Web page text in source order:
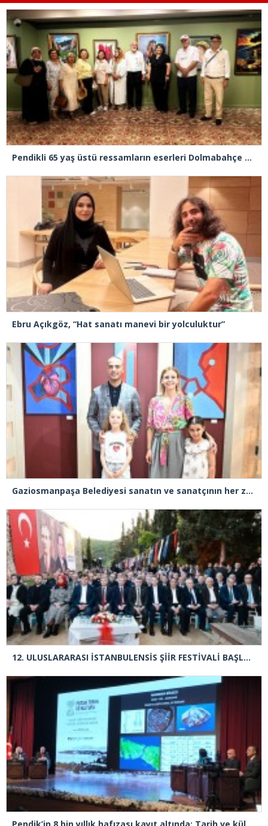
Pendikli 65 yaş üstü ressamların eserleri Dolmabahçe Sarayı’na taşındı
Ebru Açıkgöz, “Hat sanatı manevi bir yolculuktur”
Gaziosmanpaşa Belediyesi sanatın ve sanatçının her zaman yanında
12.⁠ ⁠ULUSLARARASI İSTANBULENSİS ŞİİR FESTİVALİ BAŞLADI